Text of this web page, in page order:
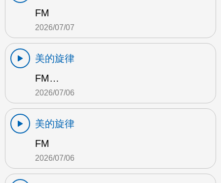
FM
2026/07/07
美的旋律
FM…
2026/07/06
美的旋律
FM
2026/07/06